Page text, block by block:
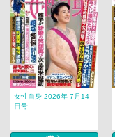
女性自身 2026年 7月14
日号